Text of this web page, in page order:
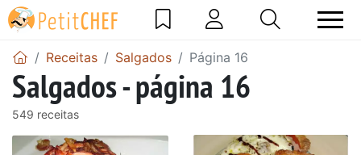
Receitas Salgados Página 16
Salgados - página 16
549 receitas